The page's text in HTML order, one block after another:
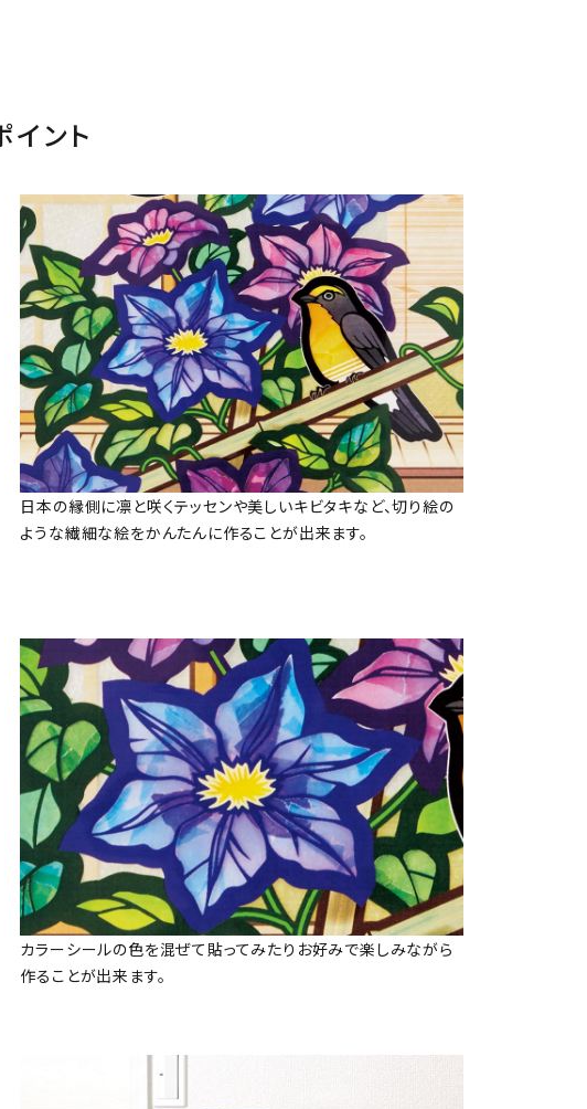
ント
日本の縁側に凛と咲くテッセンや美しいキビタキなど、切り絵の
ような繊細な絵をかんたんに作ることが出来ます。
カラーシールの色を混ぜて貼ってみたりお好みで楽しみながら
作ることが出来ます。